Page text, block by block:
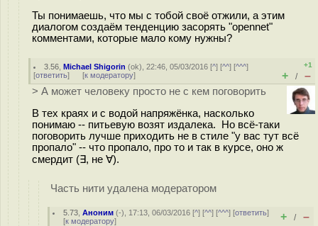
Ты понимаешь, что мы с тобой своё отжили, а этим
диалогом создаём тенденцию засорять "opennet"
комментами, которые мало кому нужны?
3.56 ,Michael Shigorin (ok), 22:46, 05/03/2016 [^] [^^] [^^^]
[ответить] [к модератору]
+1
+ / –
> А может человеку просто не с кем поговорить
В тех краях и с водой напряжёнка, насколько
понимаю -- питьевую возят издалека. Но всё-таки
поговорить лучше приходить не в стиле "у вас тут всё
пропало" -- что пропало, про то и так в курсе, оно ж
смердит (∃, не ∀).
Часть нити удалена модератором
5.73 ,Аноним (-), 17:13, 06/03/2016 [^] [^^] [^^^] [ответить]
[к модератору] + / –